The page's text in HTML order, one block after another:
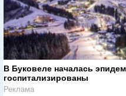
В Буковеле началась
госпитализированы
Реклама